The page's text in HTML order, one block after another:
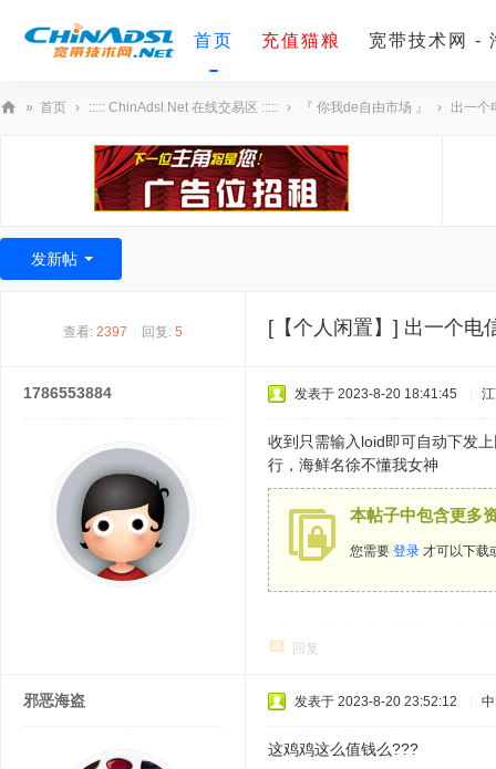
首页 充值猫粮 宽带技术网 -
术
» 首页 › ::::: ChinAdsl.Net 在线交易区 ::::: › 『 你我de自由市场 』 › 出一个
发新帖
查看: 2397 回复: 5 [【个人闲置】] 出一个电
1786553884 发表于 2023-8-20 18:41:45
收到只需输入loid即可自动下发
行，海鲜名徐不懂我女神
本帖子中包含更多
您需要 登录 才可以下载
回复
邪恶海盗 发表于 2023-8-20 23:52:12
这鸡鸡这么值钱么???